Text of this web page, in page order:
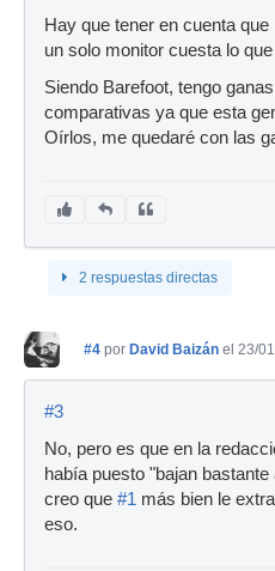
Hay que tener en cuenta
un solo monitor cuesta lo
Siendo Barefoot, tengo
comparativas ya que esta
Oírlos, me quedaré con las
2 respuestas directas
#4 por David Baizán el 23/
#3
No, pero es que en la
había puesto "bajan
creo que #1 más bien le
eso.